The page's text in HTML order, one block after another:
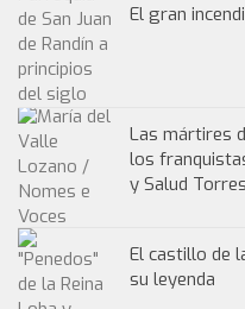
El gran
Las mártires
los
y Salud
El castillo de
su leyenda